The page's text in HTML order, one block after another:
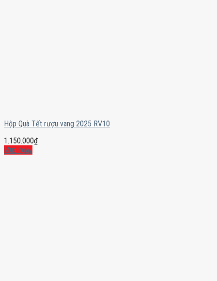
Hộp Quà Tết rượu vang 2025 RV10
1.150.000₫
Mua ngay